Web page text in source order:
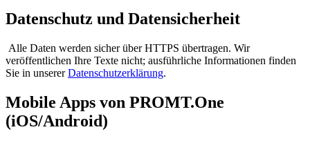
Datenschutz und Datensicherheit
Alle Daten werden sicher über HTTPS übertragen. Wir
veröffentlichen Ihre Texte nicht; ausführliche Informationen finden
Sie in unsererDatenschutzerklärung.
Mobile Apps von PROMT.One
(iOS/Android)